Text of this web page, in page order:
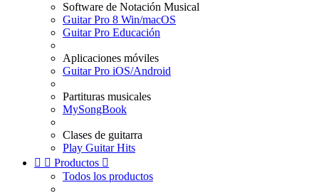
Software de Notación Musical
Guitar Pro 8 Win/macOS
Guitar Pro Educación
Aplicaciones móviles
Guitar Pro iOS/Android
Partituras musicales
MySongBook
Clases de guitarra
Play Guitar Hits
  Productos 
Todos los productos